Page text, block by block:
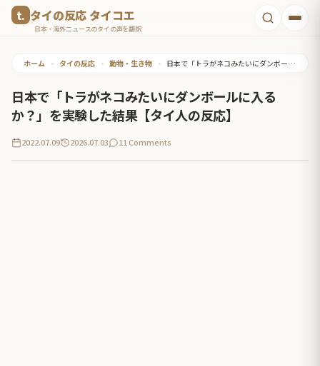
タイの反応 タイコエ
日本・海外ニュースのタイの声を翻訳
ホーム • タイの反応 • 動物・生き物 • 日本で「トラがネコみたいにダンボールに入るか？」を実験した結果【タイ人の反応】
日本で「トラがネコみたいにダンボールに入る
か？」を実験した結果【タイ人の反応】
2022.07.09 2026.07.03 11 Comments